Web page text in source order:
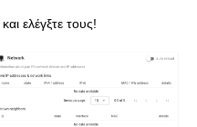
και ελέγξτε τους!